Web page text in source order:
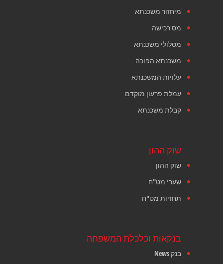
מיחזור משכנתא
מס רכישה
מסלולי משכנתא
משכנתא הפוכה
עלויות המשכנתא
עמלת פרעון מוקדם
קבלת משכנתא
שוק ההון
שוק ההון
שערי מט"ח
תחזיות מט"ח
בנקאות וכלכלת המשפחה
בנק News